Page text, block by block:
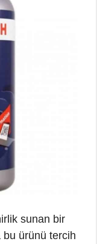
sunan bir
bu ürünü tercih